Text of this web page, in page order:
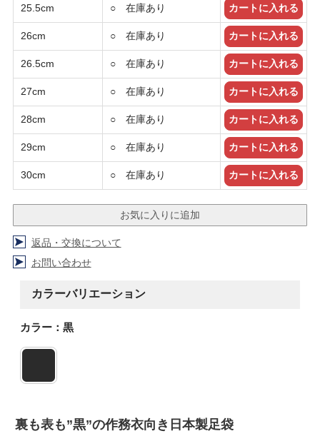
25.5cm ○ 在庫あり
26cm ○ 在庫あり
26.5cm ○ 在庫あり
27cm ○ 在庫あり
28cm ○ 在庫あり
29cm ○ 在庫あり
30cm ○ 在庫あり
返品・交換について
お問い合わせ
カラーバリエーション
カラー：黒
裏も表も”黒”の作務衣向き日本製足袋